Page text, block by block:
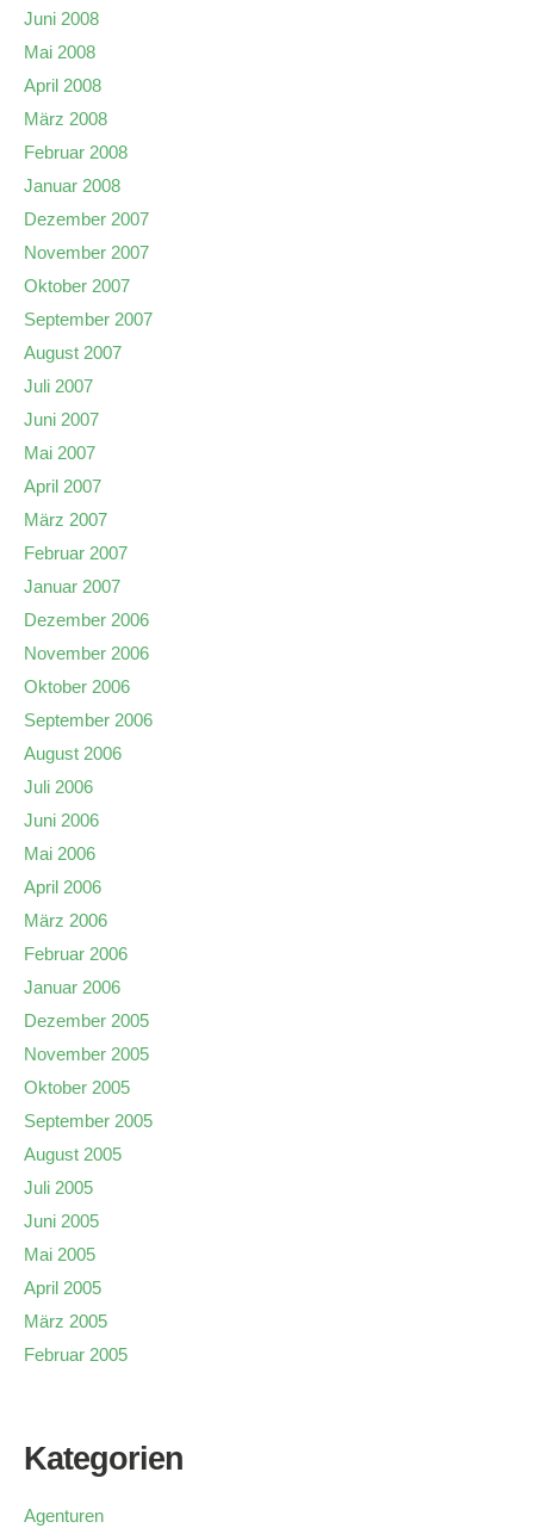
Juni 2008
Mai 2008
April 2008
März 2008
Februar 2008
Januar 2008
Dezember 2007
November 2007
Oktober 2007
September 2007
August 2007
Juli 2007
Juni 2007
Mai 2007
April 2007
März 2007
Februar 2007
Januar 2007
Dezember 2006
November 2006
Oktober 2006
September 2006
August 2006
Juli 2006
Juni 2006
Mai 2006
April 2006
März 2006
Februar 2006
Januar 2006
Dezember 2005
November 2005
Oktober 2005
September 2005
August 2005
Juli 2005
Juni 2005
Mai 2005
April 2005
März 2005
Februar 2005
Kategorien
Agenturen